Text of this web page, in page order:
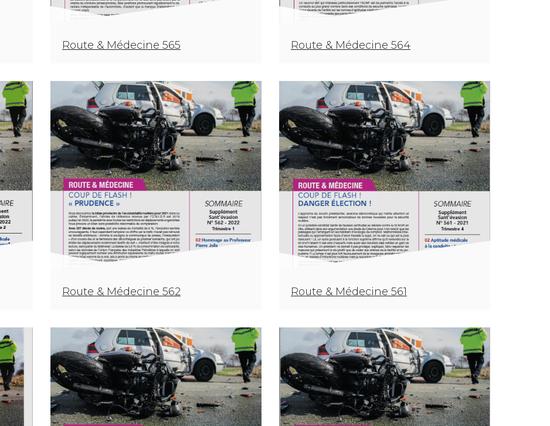
Route & Médecine 565 Route & Médecine 564
Route & Médecine 562 Route & Médecine 561